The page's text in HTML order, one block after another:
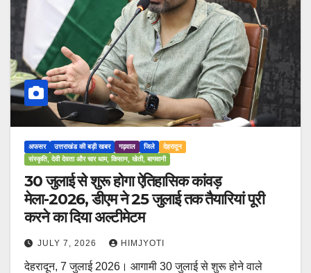
अफसर उत्तराखंड की बड़ी खबर गढ़वाल जिले
देहरादून
संस्कृति, देवी देवता और चार धाम, किसान, खेती, बागवानी
30 जुलाई से शुरू होगा ऐतिहासिक कांवड़
मेला-2026, डीएम ने 25 जुलाई तक तैयारियां पूरी
करने का दिया अल्टीमेटम
JULY 7, 2026 HIMJYOTI
देहरादून, 7 जुलाई 2026। आगामी 30 जुलाई से शुरू होने वाले